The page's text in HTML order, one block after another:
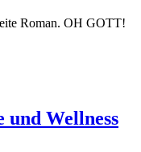
Roman. OH GOTT!
und Wellness